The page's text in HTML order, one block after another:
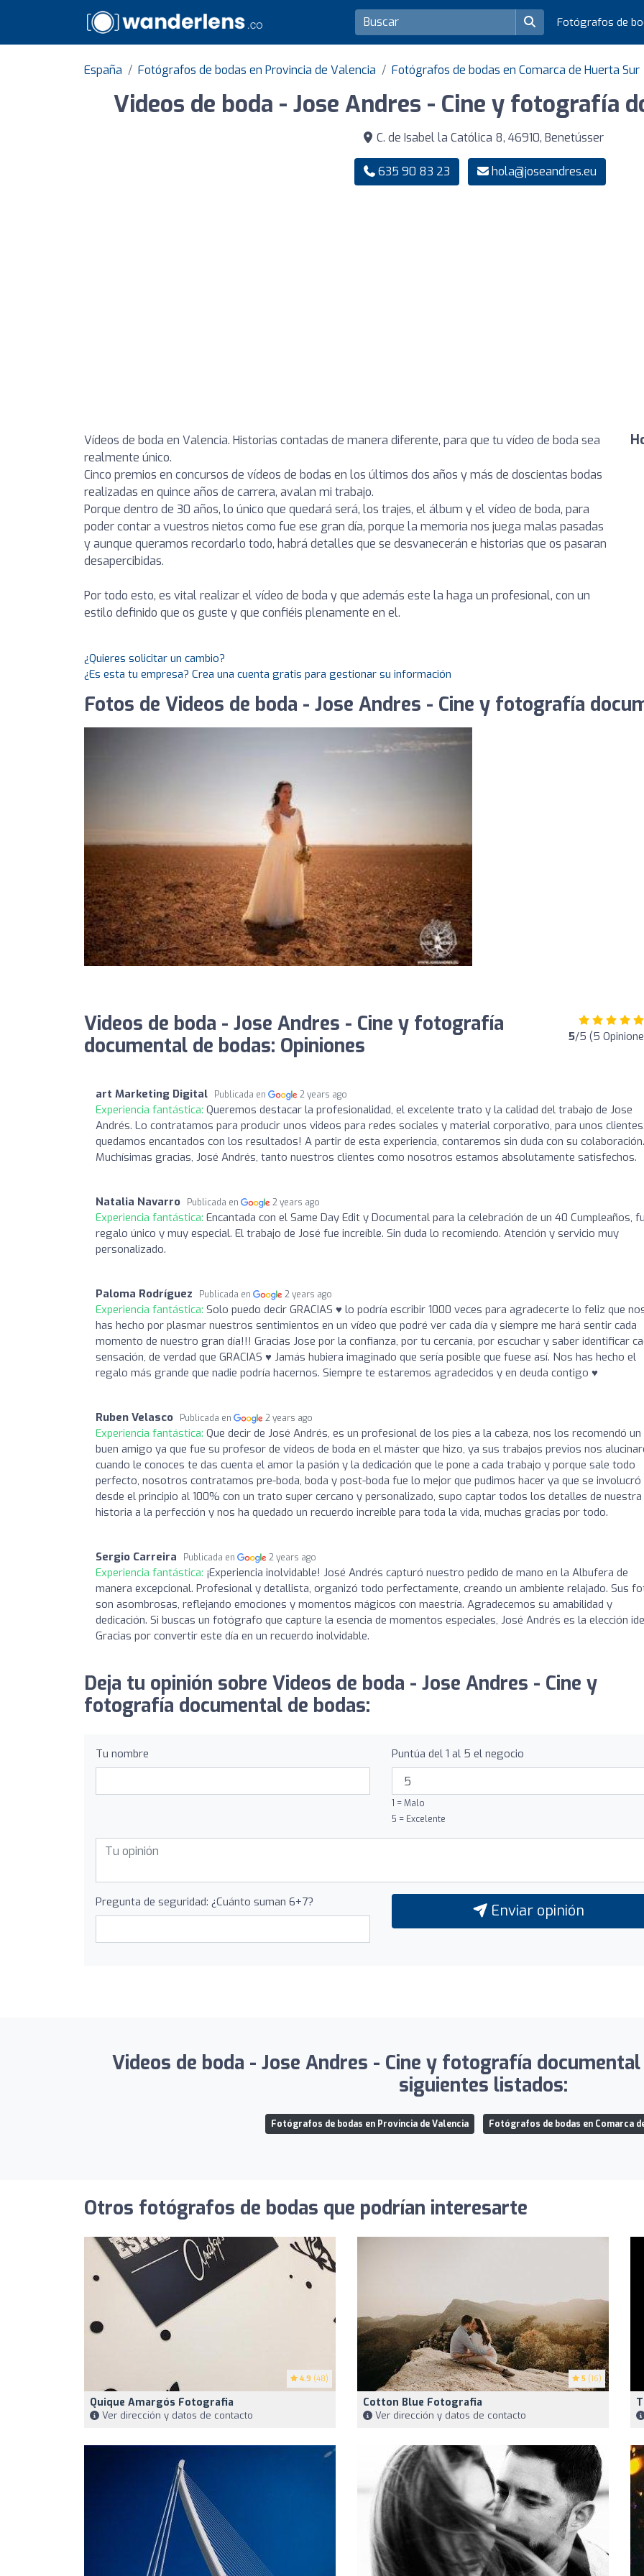
Fotógrafos de
España Fotógrafos de bodas en Provincia de Valencia Fotógrafos de bodas en Comarca de Huerta Sur
Videos de boda - Jose Andres - Cine y fotografía
C. de Isabel la Católica 8, 46910, Benetússer
635 90 83 23 hola@joseandres.eu
Vídeos de boda en Valencia. Historias contadas de manera diferente, para que tu vídeo de boda sea
realmente único.
Cinco premios en concursos de vídeos de bodas en los últimos dos años y más de doscientas bodas
realizadas en quince años de carrera, avalan mi trabajo.
Porque dentro de 30 años, lo único que quedará será, los trajes, el álbum y el vídeo de boda, para
poder contar a vuestros nietos como fue ese gran día, porque la memoria nos juega malas pasadas
y aunque queramos recordarlo todo, habrá detalles que se desvanecerán e historias que os pasaran
desapercibidas.
Por todo esto, es vital realizar el vídeo de boda y que además este la haga un profesional, con un
estilo definido que os guste y que confiéis plenamente en el.
¿Quieres solicitar un cambio?
¿Es esta tu empresa? Crea una cuenta gratis para gestionar su información
Fotos de Videos de boda - Jose Andres - Cine y fotografía
Videos de boda - Jose Andres - Cine y fotografía
documental de bodas: Opiniones
5/5 (5
art Marketing Digital Publicada en 2 years ago
Experiencia fantástica: Queremos destacar la profesionalidad, el excelente trato y la calidad del trabajo de Jose
Andrés. Lo contratamos para producir unos videos para redes sociales y material corporativo, para unos clientes.
quedamos encantados con los resultados! A partir de esta experiencia, contaremos sin duda con su colaboración.
Muchísimas gracias, José Andrés, tanto nuestros clientes como nosotros estamos absolutamente satisfechos.
Natalia Navarro Publicada en 2 years ago
Experiencia fantástica: Encantada con el Same Day Edit y Documental para la celebración de un 40 Cumpleaños,
regalo único y muy especial. El trabajo de José fue increíble. Sin duda lo recomiendo. Atención y servicio muy
personalizado.
Paloma Rodríguez Publicada en 2 years ago
Experiencia fantástica: Solo puedo decir GRACIAS ♥️ lo podría escribir 1000 veces para agradecerte lo feliz que
has hecho por plasmar nuestros sentimientos en un vídeo que podré ver cada día y siempre me hará sentir cada
momento de nuestro gran día!!! Gracias Jose por la confianza, por tu cercanía, por escuchar y saber identificar
sensación, de verdad que GRACIAS ♥️ Jamás hubiera imaginado que sería posible que fuese así. Nos has hecho el
regalo más grande que nadie podría hacernos. Siempre te estaremos agradecidos y en deuda contigo ♥️
Ruben Velasco Publicada en 2 years ago
Experiencia fantástica: Que decir de José Andrés, es un profesional de los pies a la cabeza, nos los recomendó un
buen amigo ya que fue su profesor de vídeos de boda en el máster que hizo, ya sus trabajos previos nos
cuando le conoces te das cuenta el amor la pasión y la dedicación que le pone a cada trabajo y porque sale todo
perfecto, nosotros contratamos pre-boda, boda y post-boda fue lo mejor que pudimos hacer ya que se involucró
desde el principio al 100% con un trato super cercano y personalizado, supo captar todos los detalles de nuestra
historia a la perfección y nos ha quedado un recuerdo increíble para toda la vida, muchas gracias por todo.
Sergio Carreira Publicada en 2 years ago
Experiencia fantástica: ¡Experiencia inolvidable! José Andrés capturó nuestro pedido de mano en la Albufera de
manera excepcional. Profesional y detallista, organizó todo perfectamente, creando un ambiente relajado. Sus
son asombrosas, reflejando emociones y momentos mágicos con maestría. Agradecemos su amabilidad y
dedicación. Si buscas un fotógrafo que capture la esencia de momentos especiales, José Andrés es la elección
Gracias por convertir este día en un recuerdo inolvidable.
Deja tu opinión sobre Videos de boda - Jose Andres - Cine y
fotografía documental de bodas:
Tu nombre Puntúa del 1 al 5 el negocio
1 = Malo
5 = Excelente
Pregunta de seguridad: ¿Cuánto suman 6+7? Enviar opinión
Videos de boda - Jose Andres - Cine y fotografía
siguientes listados:
Fotógrafos de bodas en Provincia de Valencia Fotógrafos de bodas en Comarca
Otros fotógrafos de bodas que podrían interesarte
4.9 (48)
Quique Amargós Fotografia
Ver dirección y datos de contacto
5 (16)
Cotton Blue Fotografia
Ver dirección y datos de contacto